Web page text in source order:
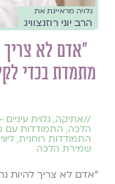
גלויה מראיינת את
הרב יוני רוזנצוויג
״אדם לא צריך
מתמדת בכדי
//אתיקה, גלוית עיניים
הלכה, התמודדות עם
התמודדות רוחנית,
שמירת הלכה
״אדם לא צריך להיות